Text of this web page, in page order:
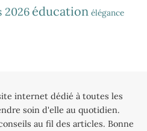
2026 éducation élégance
internet dédié à toutes les
soin d'elle au quotidien.
au fil des articles. Bonne